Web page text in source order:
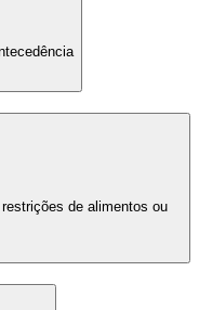
de alimentos ou